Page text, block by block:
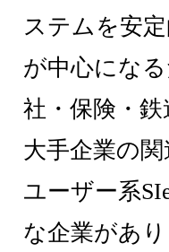
ステムを安
が中心にな
社・保険・
大手企業の関
ユーザー系
な企業があり